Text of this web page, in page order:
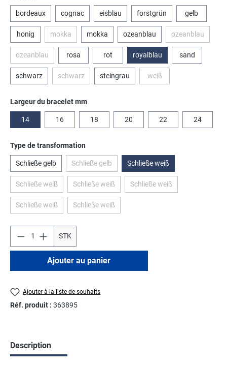
bordeaux cognac eisblau forstgrün gelb
honig mokka(Cette option n'est pas disponible pour le moment.)
mokka ozeanblau ozeanblau(Cette option
ozeanblau(Cette option n'est pas disponible pour le moment.)
rosa rot royalblau sand
schwarz schwarz(Cette option n'est pas disponible pour le moment.)
steingrau weiß(Cette option n'est pas
Sélectionnez
Largeur du bracelet mm
14 16 18 20 22 24
Sélectionnez
Type de transformation
Schließe gelb Schließe gelb(Cette option n'est pas disponible pour le
Schließe weiß
Schließe weiß(Cette option n'est pas disponible pour le moment.)
Schließe weiß(Cette option n'est pas disponible pour le
Schließe weiß(Cette option n'est pas
Schließe weiß(Cette option n'est pas disponible pour le moment.)
Schließe weiß(Cette option n'est pas disponible pour le
STK
Ajouter au panier
Ajouter à la liste de souhaits
Réf. produit : 363895
Description